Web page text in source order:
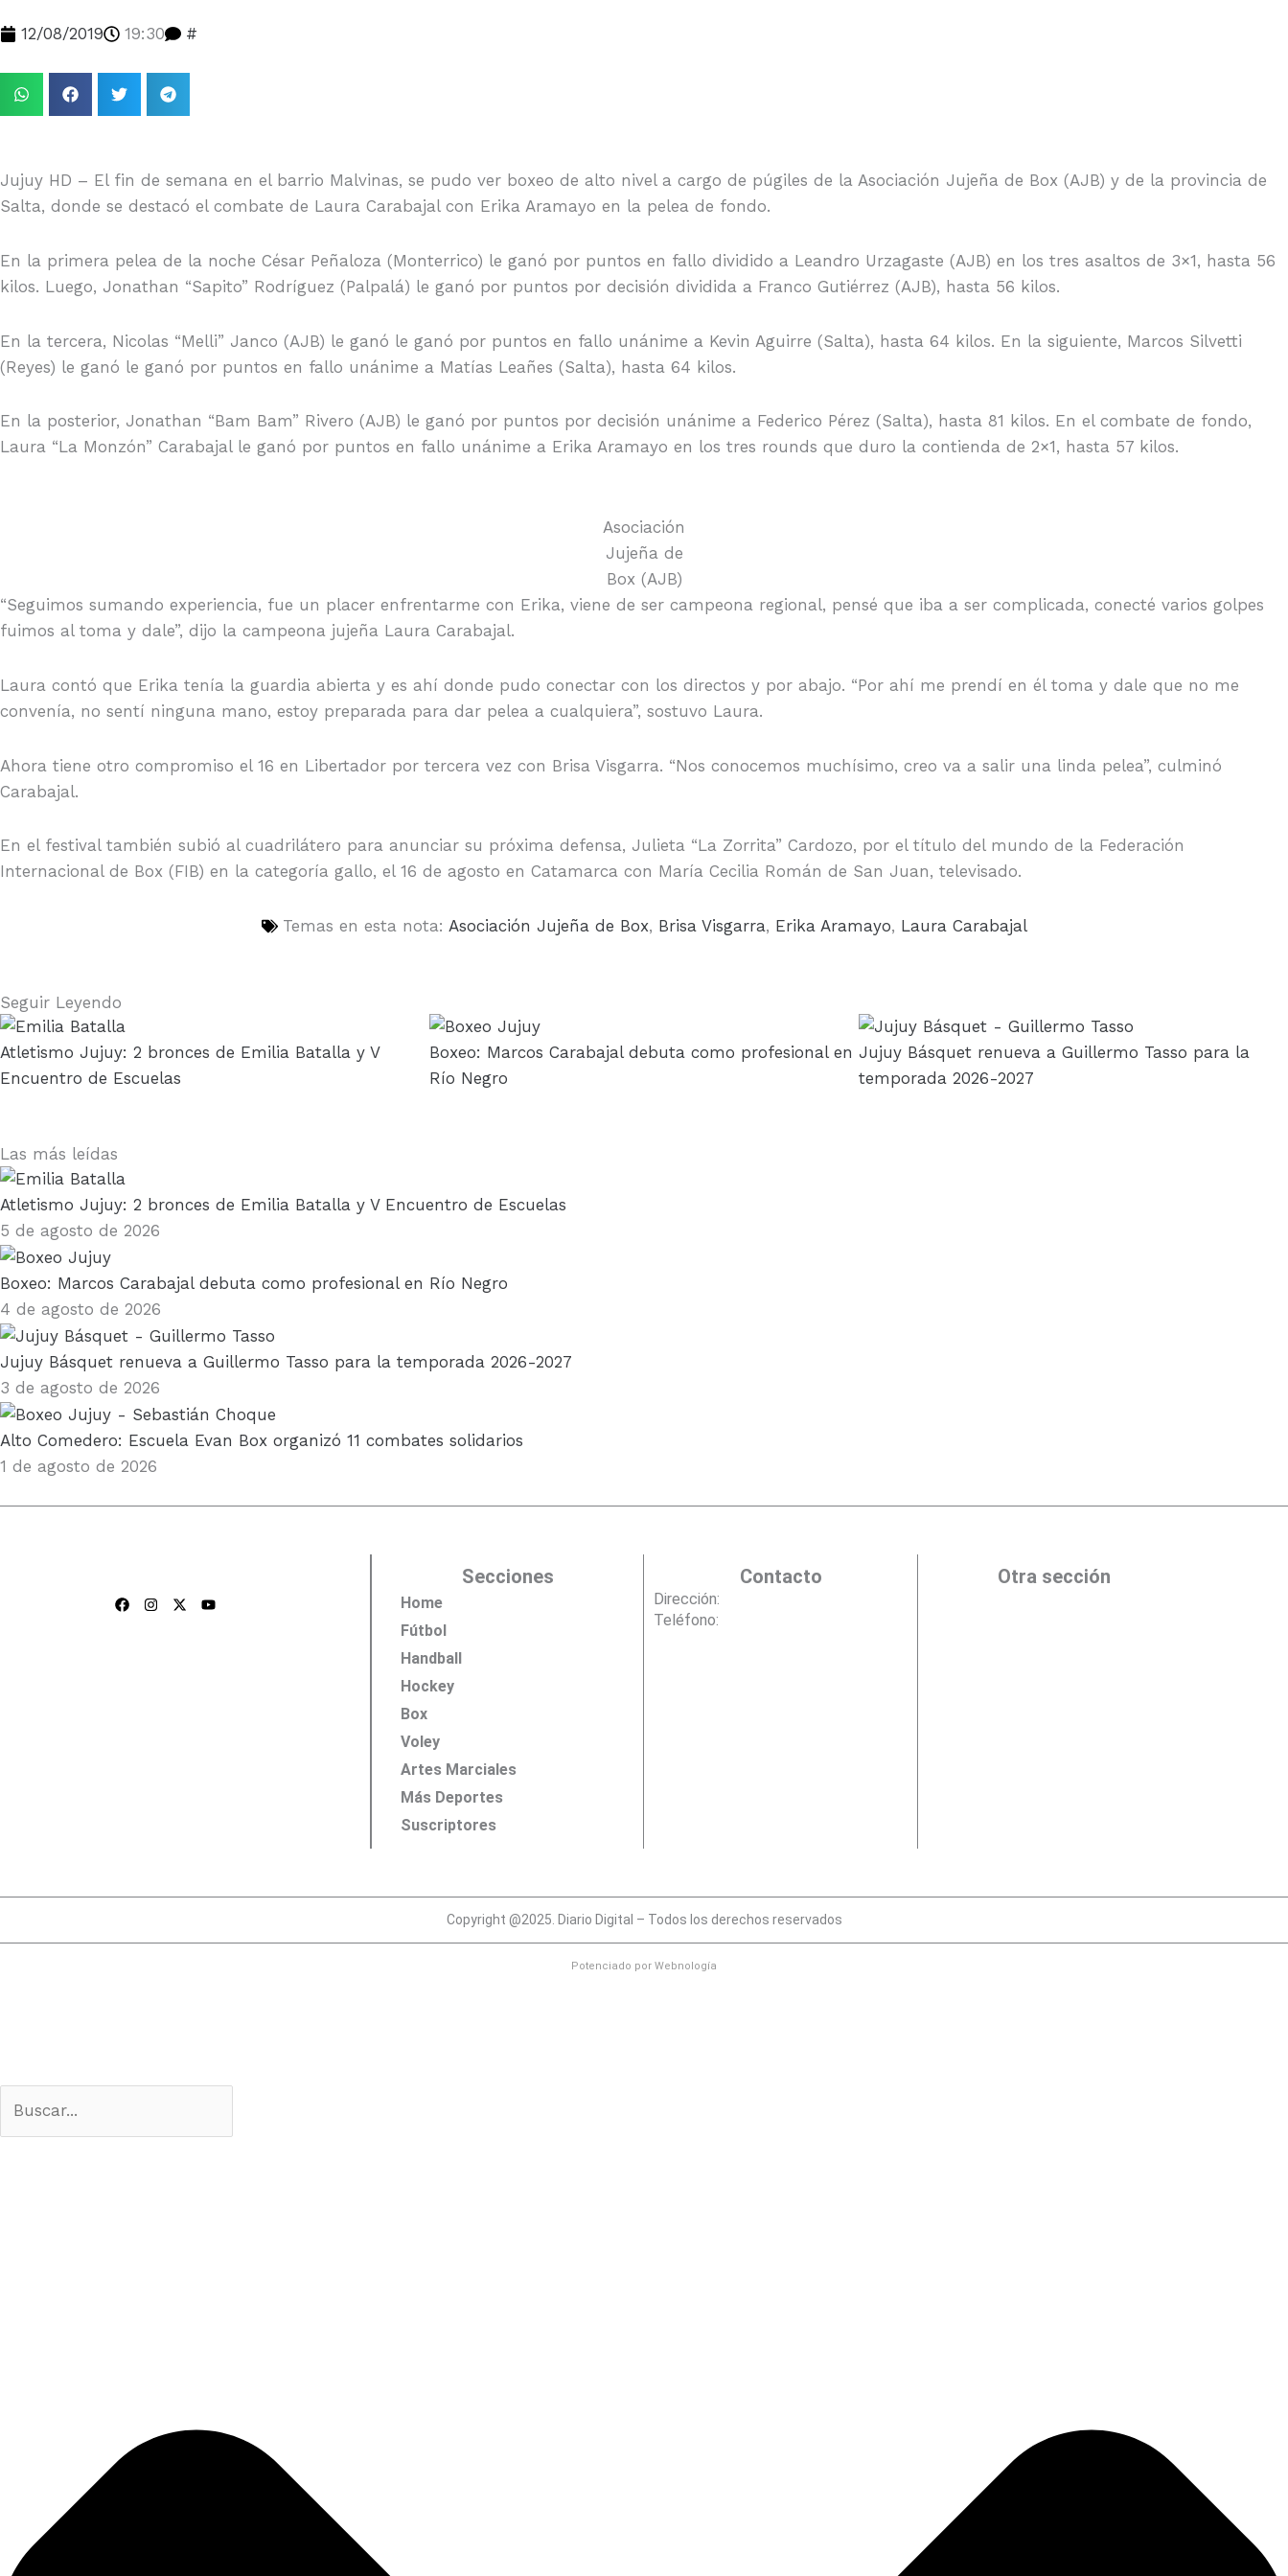
12/08/2019 19:30 #
Jujuy HD – El fin de semana en el barrio Malvinas, se pudo ver boxeo de alto nivel a cargo de púgiles de la Asociación Jujeña de Box (AJB) y de la provincia de
Salta, donde se destacó el combate de Laura Carabajal con Erika Aramayo en la pelea de fondo.
En la primera pelea de la noche César Peñaloza (Monterrico) le ganó por puntos en fallo dividido a Leandro Urzagaste (AJB) en los tres asaltos de 3×1, hasta 56
kilos. Luego, Jonathan “Sapito” Rodríguez (Palpalá) le ganó por puntos por decisión dividida a Franco Gutiérrez (AJB), hasta 56 kilos.
En la tercera, Nicolas “Melli” Janco (AJB) le ganó le ganó por puntos en fallo unánime a Kevin Aguirre (Salta), hasta 64 kilos. En la siguiente, Marcos Silvetti
(Reyes) le ganó le ganó por puntos en fallo unánime a Matías Leañes (Salta), hasta 64 kilos.
En la posterior, Jonathan “Bam Bam” Rivero (AJB) le ganó por puntos por decisión unánime a Federico Pérez (Salta), hasta 81 kilos. En el combate de fondo,
Laura “La Monzón” Carabajal le ganó por puntos en fallo unánime a Erika Aramayo en los tres rounds que duro la contienda de 2×1, hasta 57 kilos.
Asociación
Jujeña de
Box (AJB)
“Seguimos sumando experiencia, fue un placer enfrentarme con Erika, viene de ser campeona regional, pensé que iba a ser complicada, conecté varios golpes
fuimos al toma y dale”, dijo la campeona jujeña Laura Carabajal.
Laura contó que Erika tenía la guardia abierta y es ahí donde pudo conectar con los directos y por abajo. “Por ahí me prendí en él toma y dale que no me
convenía, no sentí ninguna mano, estoy preparada para dar pelea a cualquiera”, sostuvo Laura.
Ahora tiene otro compromiso el 16 en Libertador por tercera vez con Brisa Visgarra. “Nos conocemos muchísimo, creo va a salir una linda pelea”, culminó
Carabajal.
En el festival también subió al cuadrilátero para anunciar su próxima defensa, Julieta “La Zorrita” Cardozo, por el título del mundo de la Federación
Internacional de Box (FIB) en la categoría gallo, el 16 de agosto en Catamarca con María Cecilia Román de San Juan, televisado.
Temas en esta nota: Asociación Jujeña de Box, Brisa Visgarra, Erika Aramayo, Laura Carabajal
Seguir Leyendo
Atletismo Jujuy: 2 bronces de Emilia Batalla y V
Encuentro de Escuelas
Boxeo: Marcos Carabajal debuta como profesional en
Río Negro
Jujuy Básquet renueva a Guillermo Tasso para la
temporada 2026-2027
Las más leídas
Atletismo Jujuy: 2 bronces de Emilia Batalla y V Encuentro de Escuelas
5 de agosto de 2026
Boxeo: Marcos Carabajal debuta como profesional en Río Negro
4 de agosto de 2026
Jujuy Básquet renueva a Guillermo Tasso para la temporada 2026-2027
3 de agosto de 2026
Alto Comedero: Escuela Evan Box organizó 11 combates solidarios
1 de agosto de 2026
F
a
I
n
X
-
Y
o
Secciones
Home
Fútbol
Handball
Hockey
Box
Voley
Artes Marciales
Más Deportes
Suscriptores
Contacto
Dirección:
Teléfono:
Otra sección
Copyright @2025. Diario Digital – Todos los derechos reservados
Potenciado por Webnología